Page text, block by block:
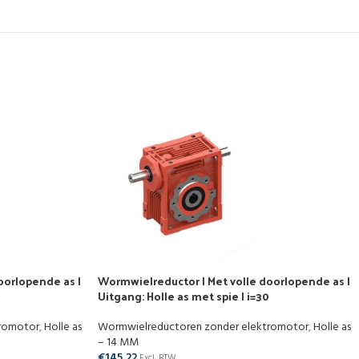
as |
,Holle as
Wormwielreductor | Met volle doorlopende as |
Uitgang: Holle as met spie | i=30
Wormwielreductoren zonder elektromotor,Holle as
– 14 MM